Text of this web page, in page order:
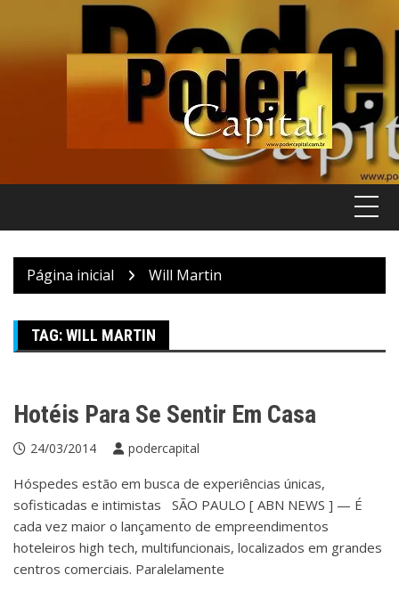
Página inicial Will Martin
TAG:WILL MARTIN
Hotéis Viagem & Turismo
Hotéis Para Se Sentir Em Casa
24/03/2014 podercapital
Hóspedes estão em busca de experiências únicas,
sofisticadas e intimistas SÃO PAULO [ ABN NEWS ] — É
cada vez maior o lançamento de empreendimentos
hoteleiros high tech, multifuncionais, localizados em grandes
centros comerciais. Paralelamente